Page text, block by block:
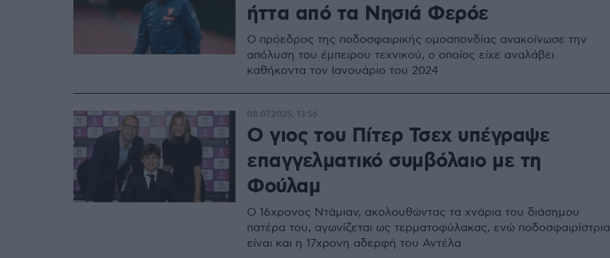
ήττα από τα Νησιά Φερόε
Ο πρόεδρος της ποδοσφαιρικής ομοσπονδίας ανακοίνωσε την
απόλυση του έμπειρου τεχνικού, ο οποίος είχε αναλάβει
καθήκοντα τον Ιανουάριο του 2024
Ο γιος του Πίτερ Τσεχ υπέγραψε
επαγγελματικό συμβόλαιο με τη
Φούλαμ
Ο 16χρονος Ντάμιαν, ακολουθώντας τα χνάρια του διάσημου
πατέρα του, αγωνίζεται ως τερματοφύλακας, ενώ ποδοσφαιρίστρια
είναι και η 17χρονη αδερφή του Αντέλα
08.07.2025, 13:56